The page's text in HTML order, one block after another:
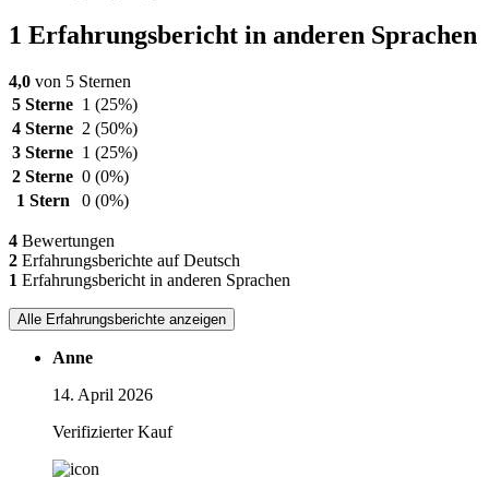
1 Erfahrungsbericht in anderen Sprachen
4,0 von 5 Sternen
5 Sterne 1 (25%)
4 Sterne 2 (50%)
3 Sterne 1 (25%)
2 Sterne 0 (0%)
1 Stern
0 (0%)
4 Bewertungen
2 Erfahrungsberichte auf Deutsch
1 Erfahrungsbericht in anderen Sprachen
Alle Erfahrungsberichte anzeigen
Anne
14. April 2026
Verifizierter Kauf